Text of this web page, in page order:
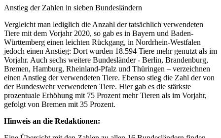
Anstieg der Zahlen in sieben Bundesländern
Vergleicht man lediglich die Anzahl der tatsächlich verwendeten
Tiere mit dem Vorjahr 2020, so gab es in Bayern und Baden-
Württemberg einen leichten Rückgang, in Nordrhein-Westfalen
jedoch einen Anstieg: Dort wurden 18.594 Tiere mehr genutzt als im
Vorjahr. Auch sechs weitere Bundesländer - Berlin, Brandenburg,
Bremen, Hamburg, Rheinland-Pfalz und Thüringen – verzeichnen
einen Anstieg der verwendeten Tiere. Ebenso stieg die Zahl der von
der Bundeswehr verwendeten Tiere. Hier gab es die stärkste
prozentuale Erhöhung mit 75 Prozent mehr Tieren als im Vorjahr,
gefolgt von Bremen mit 35 Prozent.
Hinweis an die Redaktionen: